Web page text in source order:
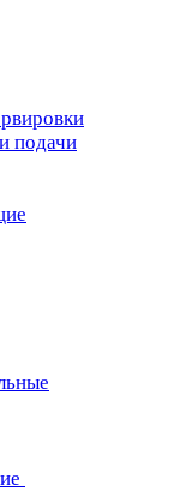
подачи